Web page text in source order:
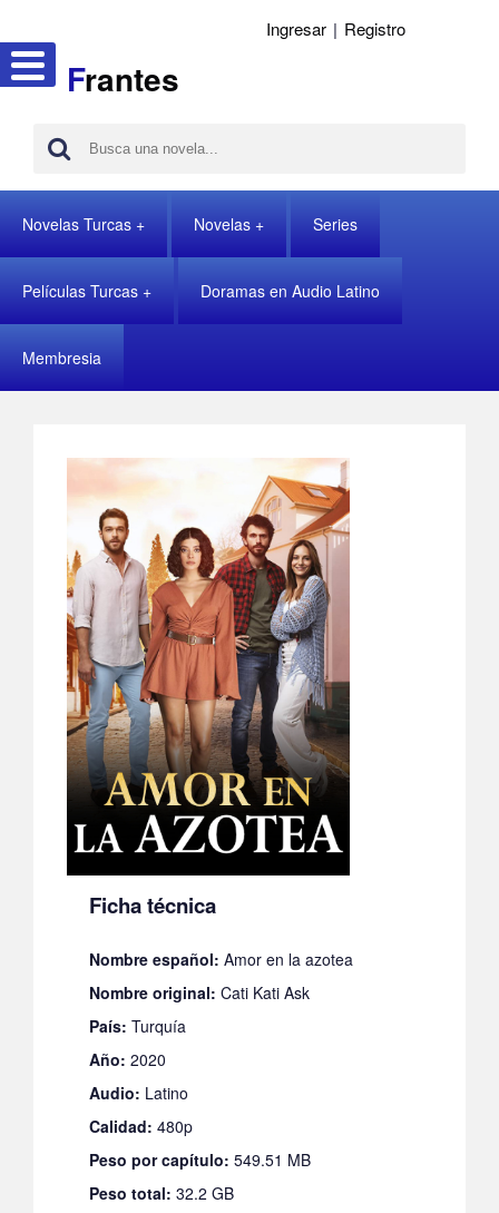
Frantes
Ingresar | Registro
Novelas Turcas Novelas Series
Películas Turcas Doramas en Audio Latino
Membresia
Ficha técnica
Nombre español: Amor en la azotea
Nombre original: Cati Kati Ask
País: Turquía
Año: 2020
Audio: Latino
Calidad: 480p
Peso por capítulo: 549.51 MB
Peso total: 32.2 GB